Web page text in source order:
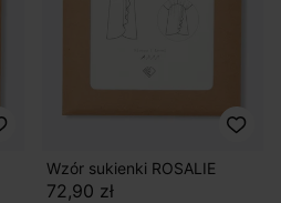
Wzór sukienki ROSALIE
72,90 zł